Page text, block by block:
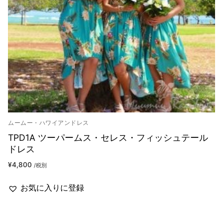
ムームー・ハワイアンドレス
TPD1A ツーパームス・セレス・フィッシュテール
ドレス
¥4,800 /税別
お気に入りに登録